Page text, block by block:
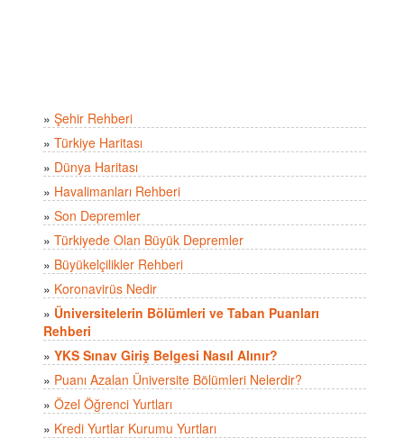
» Şehir Rehberi
» Türkiye Haritası
» Dünya Haritası
» Havalimanları Rehberi
» Son Depremler
» Türkiyede Olan Büyük Depremler
» Büyükelçilikler Rehberi
» Koronavirüs Nedir
» Üniversitelerin Bölümleri ve Taban Puanları
Rehberi
» YKS Sınav Giriş Belgesi Nasıl Alınır?
» Puanı Azalan Üniversite Bölümleri Nelerdir?
» Özel Öğrenci Yurtları
» Kredi Yurtlar Kurumu Yurtları